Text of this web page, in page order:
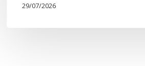
29/07/2026